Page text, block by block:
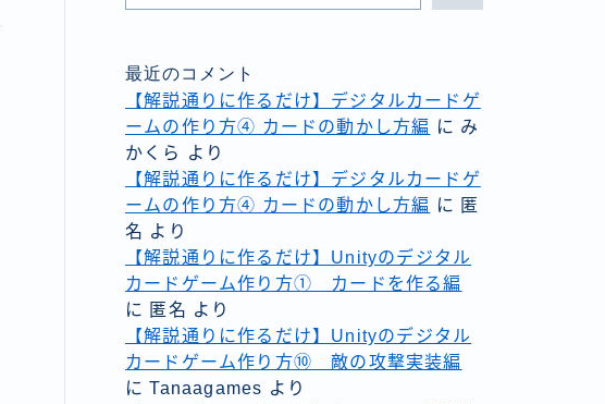
最近のコメント
【解説通りに作るだけ】デジタルカードゲ
ームの作り方④ カードの動かし方編 に み
かくら
より
【解説通りに作るだけ】デジタルカードゲ
ームの作り方④ カードの動かし方編 に 匿
名 より
【解説通りに作るだけ】Unityのデジタル
カードゲーム作り方① カードを作る編
に 匿名 より
【解説通りに作るだけ】Unityのデジタル
カードゲーム作り方⑩ 敵の攻撃実装編
にTanaagames より